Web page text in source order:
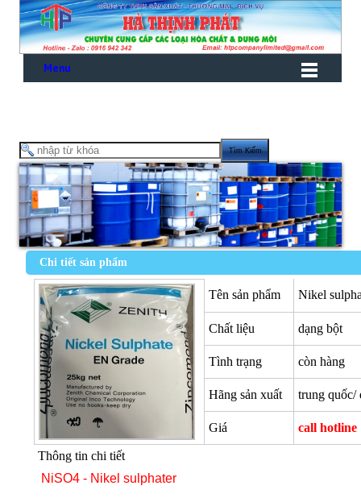
Menu
Chi tiết sản phẩm
Tên sản phẩm Nikel
Chất liệu dạng bột
Tình trạng còn hàng
Hãng sản xuất trung quốc/
Giá call hotline
Thông tin chi tiết
NiSO4 - Nikel sulphater